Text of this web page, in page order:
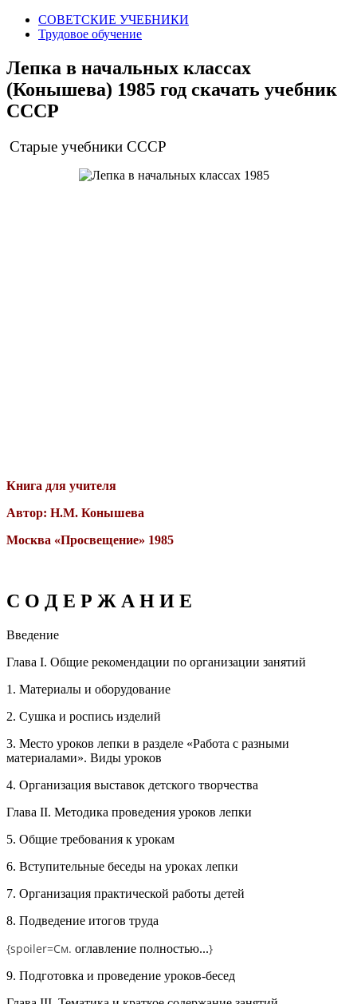
СОВЕТСКИЕ УЧЕБНИКИ
Трудовое обучение
Лепка в начальных классах
(Конышева) 1985 год скачать учебник
СССР
Старые учебники СССР
Книга для учителя
Автор: Н.М. Конышева
Москва «Просвещение» 1985
С О Д Е Р Ж А Н И Е
Введение
Глава I. Общие рекомендации по организации занятий
1. Материалы и оборудование
2. Сушка и роспись изделий
3. Место уроков лепки в разделе «Работа с разными
материалами». Виды уроков
4. Организация выставок детского творчества
Глава II. Методика проведения уроков лепки
5. Общие требования к урокам
6. Вступительные беседы на уроках лепки
7. Организация практической работы детей
8. Подведение итогов труда
{spoiler=См. оглавление полностью...}
9. Подготовка и проведение уроков-бесед